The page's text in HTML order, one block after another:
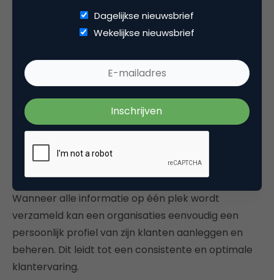
Dit houdt in dat IT-systemen moeten worden
vernieuwd om deze ontwikkeling bij te blijven.
Verbinding
Het gaat niet meer alleen om de aanwezigheid via
álle kanalen, maar juist om het verbinden van die
kanalen. Het kan heel complex zijn om al deze
kanalen met elkaar te koppelen en op een juiste
manier te beheren. Kies ervoor om complexiteit te
verminderen met één platform waarop klant- en
productdata worden verzameld en opgeslagen.
Wanneer alle informatie op één plek wordt
verzameld kan een organisaties eenvoudig een
persoonlijk profiel van zijn klanten aanleggen en
beheren. Dit leidt tot een consistente en optimale
klantervaring.
Dagelijkse nieuwsbrief
Wekelijkse nieuwsbrief